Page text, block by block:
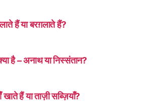
हैं या बरग़लाते हैं?
है – अनाथ या निस्संतान?
हैं या ताज़ी सब्ज़ियाँ?